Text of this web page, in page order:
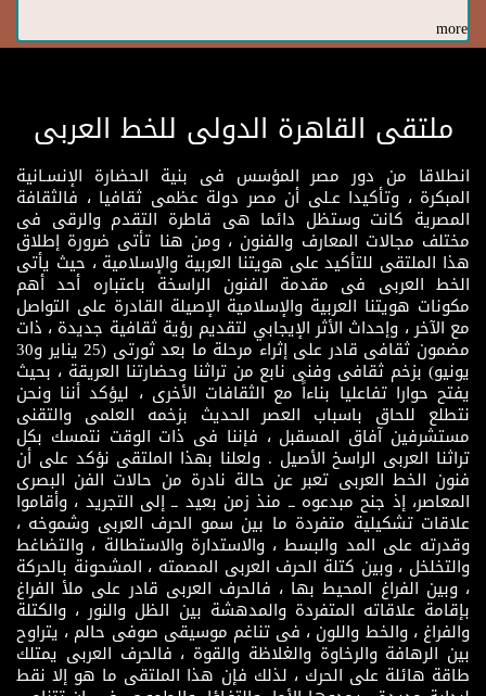
more
ملتقى القاهرة الدولى للخط العربى
انطلاقا من دور مصر المؤسس فى بنية الحضارة الإنسـانية
المبكرة ، وتأكيدا عـلى أن مصر دولة عظمى ثقافيا ، فالثقافة
المصرية كانت وستظل دائما هى قاطرة التقدم والرقى فى
مختلف مجالات المعارف والفنون ، ومن هنا تأتى ضرورة إطلاق
هذا الملتقى للتأكيد على هويتنا العربية والإسلامية ، حيث يأتى
الخط العربى فى مقدمة الفنون الراسخة باعتباره أحد أهم
مكونات هويتنا العربية والإسلامية الإصيلة القادرة على التواصل
مع الآخر ، وإحداث الأثر الإيجابي لتقديم رؤية ثقافية جديدة ، ذات
مضمون ثقافى قادر على إثراء مرحلة ما بعد ثورتى (25 يناير و30
يونيو) بزخم ثقافى وفنى نابع من تراثنا وحضارتنا العريقة ، بحيث
يفتح حوارا تفاعليا بناءاً مع الثقافات الأخرى ، ليؤكد أننا ونحن
نتطلع للحاق باسباب العصر الحديث بزخمه العلمى والتقنى
مستشرفين آفاق المسقبل ، فإننا فى ذات الوقت نتمسك بكل
تراثنا العربى الراسخ الأصيل . ولعلنا بهذا الملتقى نؤكد على أن
فنون الخط العربى تعبر عن حالة نادرة من حالات الفن البصرى
المعاصر، إذ جنح مبدعوه ــ منذ زمن بعيد ــ إلى التجريد ، وأقاموا
علاقات تشكيلية متفردة ما بين سمو الحرف العربى وشموخه ،
وقدرته على المد والبسط ، والاستدارة والاستطالة ، والتضاغط
والتخلخل ، وبين كتلة الحرف العربى المصمته ، المشحونة بالحركة
، وبين الفراغ المحيط بها ، فالحرف العربى قادر على ملأ الفراغ
بإقامة علاقاته المتفردة والمدهشة بين الظل والنور ، والكتلة
والفراغ ، والخط واللون ، فى تناغم موسيقى صوفى حالم ، يتراوح
بين الرهافة والرخاوة والغلاظة والقوة ، فالحرف العربى يمتلك
طاقة هائلة على الحرك ، لذلك فإن هذا الملتقى ما هو إلا نقط